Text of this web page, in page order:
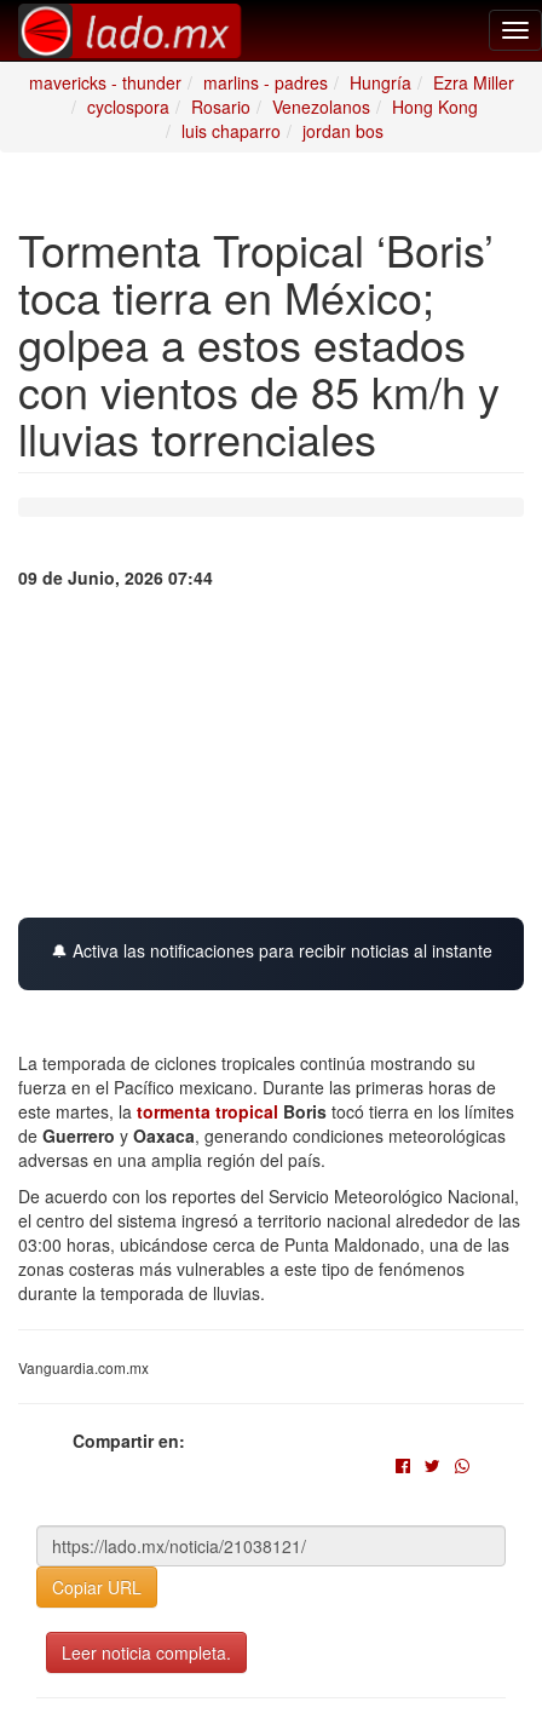
mavericks - thunder
marlins - padres Hungría
Ezra Miller
cyclospora
Rosario Venezolanos
Hong Kong
luis chaparro
jordan bos
Tormenta Tropical ‘Boris’
toca tierra en México;
golpea a estos estados
con vientos de 85 km/h y
lluvias torrenciales
09 de Junio, 2026 07:44
🔔 Activa las notificaciones para recibir noticias al instante
La temporada de ciclones tropicales continúa mostrando su
fuerza en el Pacífico mexicano. Durante las primeras horas de
este martes, la tormenta tropical Boris tocó tierra en los límites
de Guerrero y Oaxaca, generando condiciones meteorológicas
adversas en una amplia región del país.
De acuerdo con los reportes del Servicio Meteorológico Nacional,
el centro del sistema ingresó a territorio nacional alrededor de las
03:00 horas, ubicándose cerca de Punta Maldonado, una de las
zonas costeras más vulnerables a este tipo de fenómenos
durante la temporada de lluvias.
Vanguardia.com.mx
Compartir en:
Copiar URL
Leer noticia completa.